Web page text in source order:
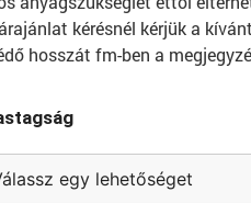
kérésnél kérjük a
hosszát fm-ben a